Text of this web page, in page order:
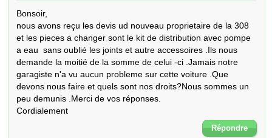
Bonsoir,
nous avons reçu les devis ud nouveau proprietaire de la 308
et les pieces a changer sont le kit de distribution avec pompe
a eau  sans oublié les joints et autre accessoires .Ils nous
demande la moitié de la somme de celui -ci .Jamais notre
garagiste n'a vu aucun probleme sur cette voiture .Que
devons nous faire et quels sont nos droits?Nous sommes un
peu demunis .Merci de vos réponses.
Cordialement
Répondre